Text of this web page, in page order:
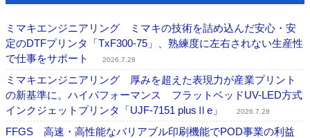
ミマキエンジニアリング ミマキの技術を詰め込んだ安心・安
定のDTFプリンタ「TxF300-75」、熟練度に左右されない生産性
で仕事をサポート
2026.7.28
ミマキエンジニアリング 厚みを超えた表現力が産業プリント
の新基準に。ハイパフォーマンス フラットベッドUV-LED方式
インクジェットプリンタ「UJF-7151 plusⅡe」
2026.7.28
FFGS 高速・高性能なバリアブル印刷機能でPOD事業の利益